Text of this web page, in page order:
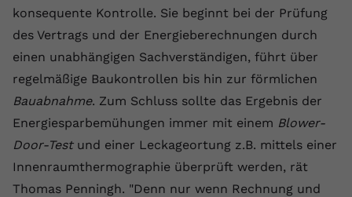
konsequente Kontrolle. Sie beginnt bei der Prüfung
des Vertrags und der Energieberechnungen durch
einen unabhängigen Sachverständigen, führt über
regelmäßige Baukontrollen bis hin zur förmlichen
Bauabnahme. Zum Schluss sollte das Ergebnis der
Energiesparbemühungen immer mit einem Blower-
Door-Testund einer Leckageortung z.B. mittels einer
Innenraumthermographie überprüft werden, rät
Thomas Penningh. "Denn nur wenn Rechnung und
Zweck
registriert eine eindeutige ID, um
Daten darüber zu speichern, welche
Videos von YouTube der Nutzer
gesehen hat.
Name yt-remote-connected-devices
Anbieter Youtube.com
Session